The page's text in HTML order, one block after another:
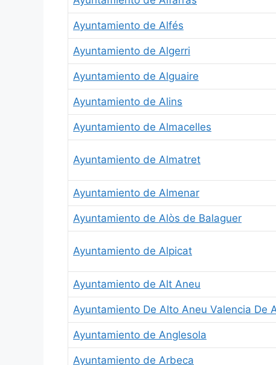
Ayuntamiento de Alfés
Ayuntamiento de Algerri
Ayuntamiento de Alguaire
Ayuntamiento de Alins
Ayuntamiento de Almacelles
Ayuntamiento de Almatret
Ayuntamiento de Almenar
Ayuntamiento de Alòs de Balaguer
Ayuntamiento de Alpicat
Ayuntamiento de Alt Aneu
Ayuntamiento De Alto Aneu Valencia De
Ayuntamiento de Anglesola
Ayuntamiento de Arbeca